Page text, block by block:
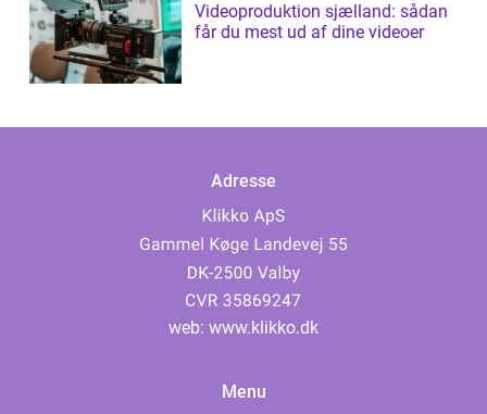
Videoproduktion sjælland: sådan
får du mest ud af dine videoer
Adresse
web: www.klikko.dk
Menu